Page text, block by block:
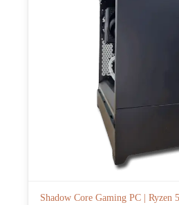
Shadow Core Gaming PC | Ryzen